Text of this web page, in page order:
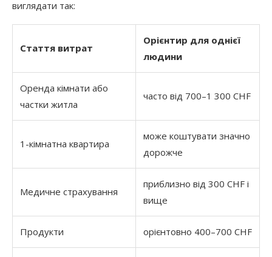
виглядати так:
Стаття витрат
Орієнтир для однієї
людини
Оренда кімнати або
частки житла
часто від 700–1 300 CHF
1-кімнатна квартира
може коштувати значно
дорожче
Медичне страхування
приблизно від 300 CHF і
вище
Продукти орієнтовно 400–700 CHF